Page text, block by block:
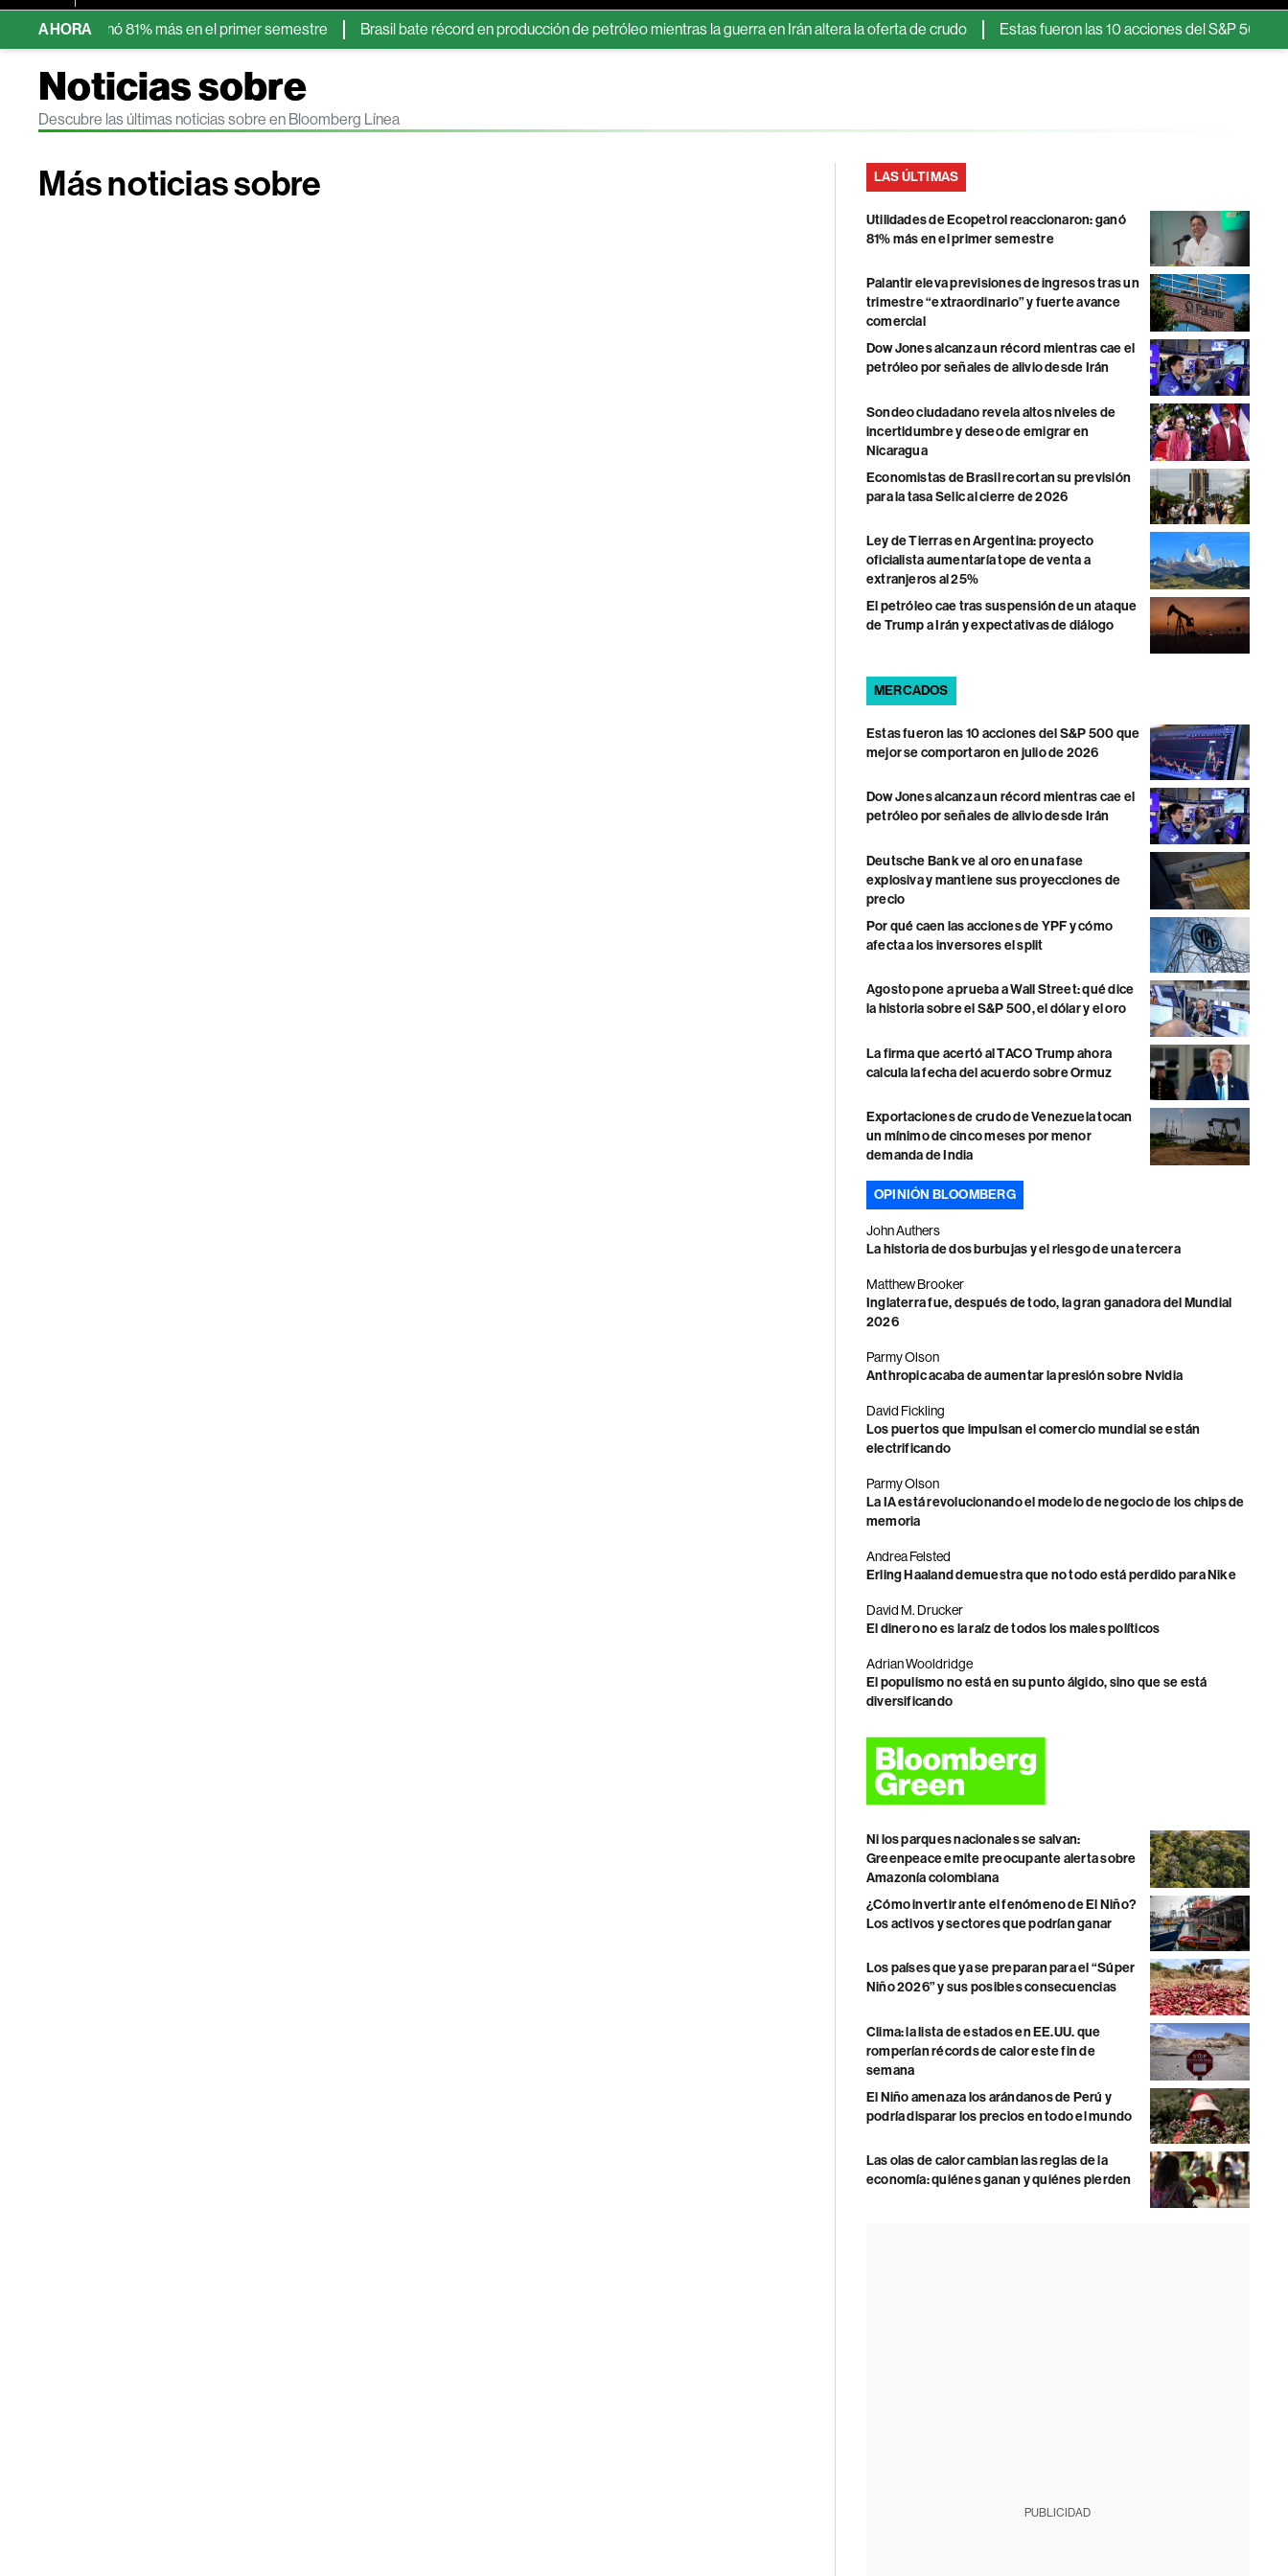
AHORA
ganó 81% más en el primer semestre Brasil bate récord en producción de petróleo mientras la guerra en Irán altera la oferta de crudo Estas fueron las 10 acciones del S&P 500 que
Noticias sobre
Descubre las últimas noticias sobre en Bloomberg Línea
Más noticias sobre LAS ÚLTIMAS
Utilidades de Ecopetrol reaccionaron: ganó
81% más en el primer semestre
Palantir eleva previsiones de ingresos tras un
trimestre “extraordinario” y fuerte avance
comercial
Dow Jones alcanza un récord mientras cae el
petróleo por señales de alivio desde Irán
Sondeo ciudadano revela altos niveles de
incertidumbre y deseo de emigrar en
Nicaragua
Economistas de Brasil recortan su previsión
para la tasa Selic al cierre de 2026
Ley de Tierras en Argentina: proyecto
oficialista aumentaría tope de venta a
extranjeros al 25%
El petróleo cae tras suspensión de un ataque
de Trump a Irán y expectativas de diálogo
MERCADOS
Estas fueron las 10 acciones del S&P 500 que
mejor se comportaron en julio de 2026
Dow Jones alcanza un récord mientras cae el
petróleo por señales de alivio desde Irán
Deutsche Bank ve al oro en una fase
explosiva y mantiene sus proyecciones de
precio
Por qué caen las acciones de YPF y cómo
afecta a los inversores el split
Agosto pone a prueba a Wall Street: qué dice
la historia sobre el S&P 500, el dólar y el oro
La firma que acertó al TACO Trump ahora
calcula la fecha del acuerdo sobre Ormuz
Exportaciones de crudo de Venezuela tocan
un mínimo de cinco meses por menor
demanda de India
OPINIÓN BLOOMBERG
John Authers
La historia de dos burbujas y el riesgo de una tercera
Matthew Brooker
Inglaterra fue, después de todo, la gran ganadora del Mundial
2026
Parmy Olson
Anthropic acaba de aumentar la presión sobre Nvidia
David Fickling
Los puertos que impulsan el comercio mundial se están
electrificando
Parmy Olson
La IA está revolucionando el modelo de negocio de los chips de
memoria
Andrea Felsted
Erling Haaland demuestra que no todo está perdido para Nike
David M. Drucker
El dinero no es la raíz de todos los males políticos
Adrian Wooldridge
El populismo no está en su punto álgido, sino que se está
diversificando
Ni los parques nacionales se salvan:
Greenpeace emite preocupante alerta sobre
Amazonía colombiana
¿Cómo invertir ante el fenómeno de El Niño?
Los activos y sectores que podrían ganar
Los países que ya se preparan para el “Súper
Niño 2026” y sus posibles consecuencias
Clima: la lista de estados en EE.UU. que
romperían récords de calor este fin de
semana
El Niño amenaza los arándanos de Perú y
podría disparar los precios en todo el mundo
Las olas de calor cambian las reglas de la
economía: quiénes ganan y quiénes pierden
PUBLICIDAD